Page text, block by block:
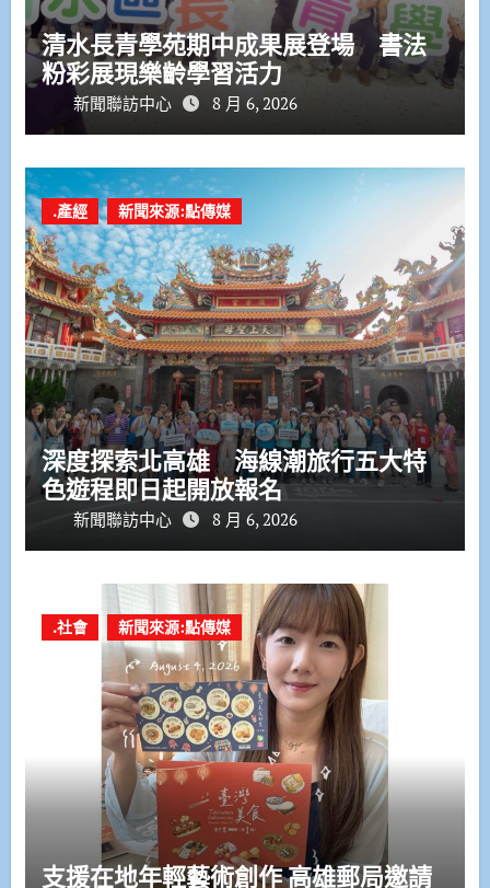
清水長青學苑期中成果展登場 書法
粉彩展現樂齡學習活力
新聞聯訪中心 8 月 6, 2026
.產經 新聞來源:點傳媒
深度探索北高雄 海線潮旅行五大特
色遊程即日起開放報名
新聞聯訪中心 8 月 6, 2026
.社會 新聞來源:點傳媒
支援在地年輕藝術創作 高雄郵局邀請